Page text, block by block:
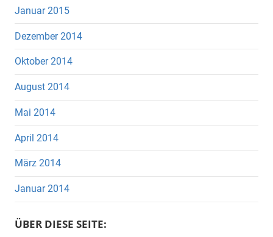
Januar 2015
Dezember 2014
Oktober 2014
August 2014
Mai 2014
April 2014
März 2014
Januar 2014
ÜBER DIESE SEITE: